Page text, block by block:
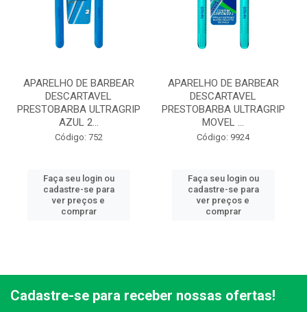
APARELHO DE BARBEAR
DESCARTAVEL
PRESTOBARBA ULTRAGRIP
AZUL 2...
Código: 752
Faça seu login ou
cadastre-se para
ver preços e
comprar
APARELHO DE BARBEAR
DESCARTAVEL
PRESTOBARBA ULTRAGRIP
MOVEL ...
Código: 9924
Faça seu login ou
cadastre-se para
ver preços e
comprar
Cadastre-se para receber nossas ofertas!